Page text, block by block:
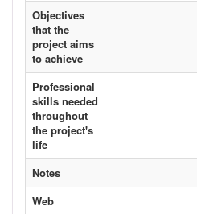
Objectives
that the
project aims
to achieve
Professional
skills needed
throughout
the project's
life
Notes
Web